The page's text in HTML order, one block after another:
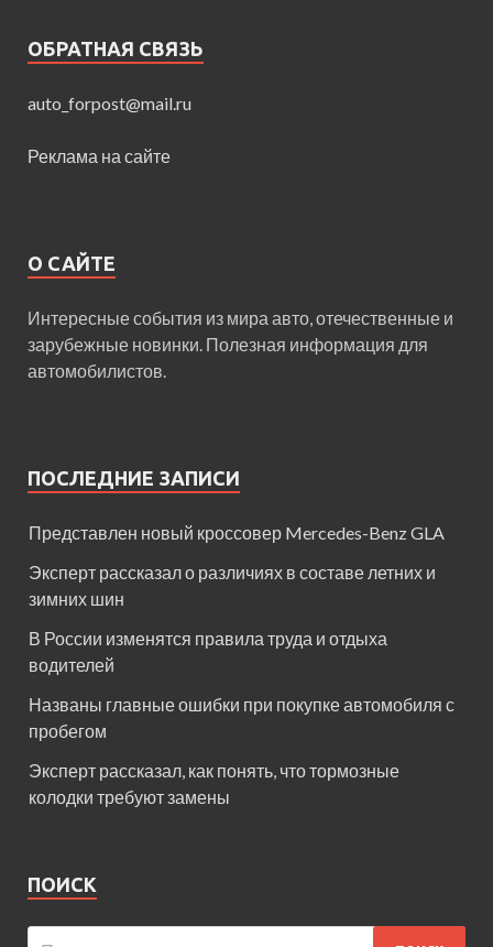
ОБРАТНАЯ СВЯЗЬ
auto_forpost@mail.ru
Реклама на сайте
О САЙТЕ
Интересные события из мира авто, отечественные и
зарубежные новинки. Полезная информация для
автомобилистов.
ПОСЛЕДНИЕ ЗАПИСИ
Представлен новый кроссовер Mercedes-Benz GLA
Эксперт рассказал о различиях в составе летних и
зимних шин
В России изменятся правила труда и отдыха
водителей
Названы главные ошибки при покупке автомобиля с
пробегом
Эксперт рассказал, как понять, что тормозные
колодки требуют замены
ПОИСК